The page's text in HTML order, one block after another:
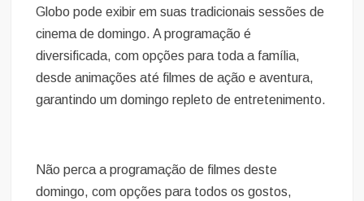
Globo pode exibir em suas tradicionais sessões de
cinema de domingo. A programação é
diversificada, com opções para toda a família,
desde animações até filmes de ação e aventura,
garantindo um domingo repleto de entretenimento.
Não perca a programação de filmes deste
domingo, com opções para todos os gostos,